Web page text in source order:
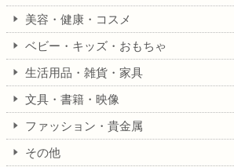
美容・健康・コスメ
ベビー・キッズ・おもちゃ
生活用品・雑貨・家具
文具・書籍・映像
ファッション・貴金属
その他